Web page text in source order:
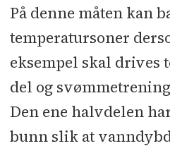
På denne måten kan
temperatursoner
eksempel skal drives
del og
Den ene halvdelen
bunn slik at